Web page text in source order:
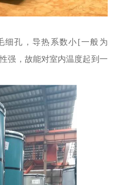
细孔，导热系数小[一般为
强，故能对室内温度起到一